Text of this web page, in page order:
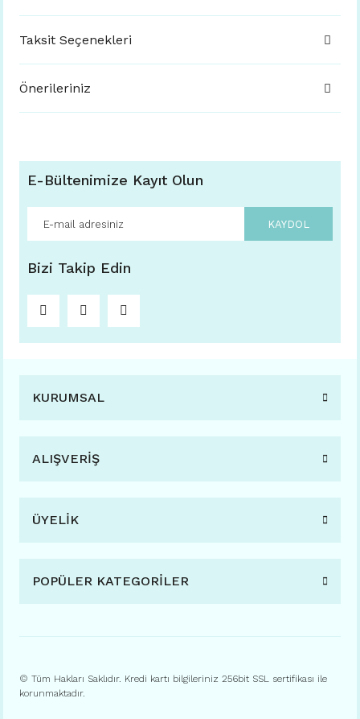
Taksit Seçenekleri
Önerileriniz
E-Bültenimize Kayıt Olun
KAYDOL
Bizi Takip Edin
KURUMSAL
ALIŞVERİŞ
ÜYELİK
POPÜLER KATEGORİLER
© Tüm Hakları Saklıdır. Kredi kartı bilgileriniz 256bit SSL sertifikası ile
korunmaktadır.